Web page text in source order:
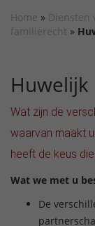
Home » Diensten
familierecht »
Huwelijk
Wat zijn de
waarvan maakt
heeft de keus
Wat we met u
De